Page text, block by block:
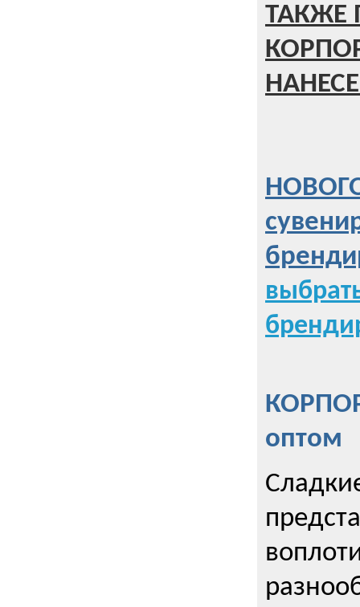
ТАКЖЕ
оптом